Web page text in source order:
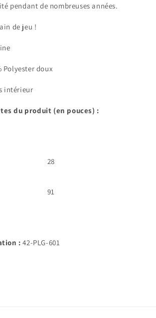
pendant de nombreuses années.
de jeu !
Polyester doux
intérieur
du produit (en pouces) :
28
91
: 42-PLG-601